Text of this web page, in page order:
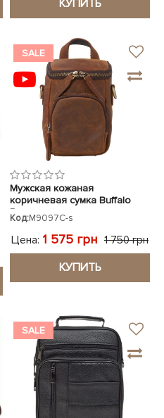
КУПИТЬ
SALE
Мужская кожаная
коричневая сумка Buffalo
Bags
Код:M9097C-s
Цена: 1 575 грн 1 750 грн
КУПИТЬ
SALE